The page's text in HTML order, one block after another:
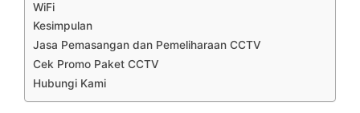
WiFi
Kesimpulan
Jasa Pemasangan dan Pemeliharaan CCTV
Cek Promo Paket CCTV
Hubungi Kami